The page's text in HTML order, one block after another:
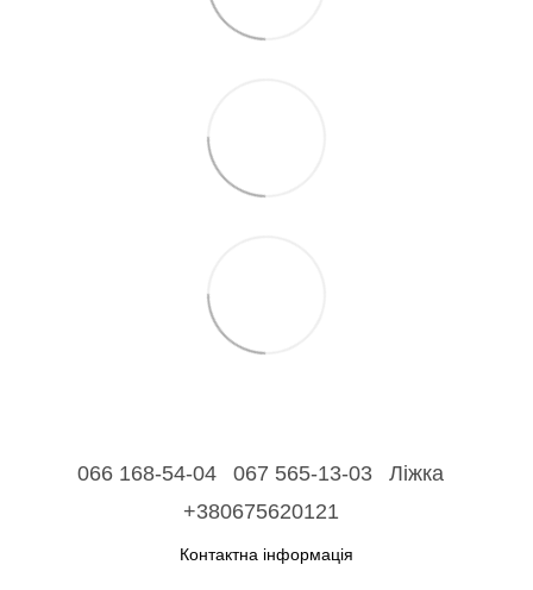
066 168-54-04 067 565-13-03
Ліжка
+380675620121
Контактна інформація